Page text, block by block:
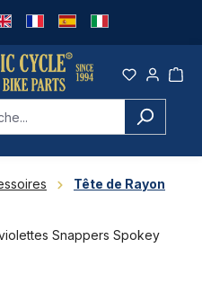
Tête de Rayon